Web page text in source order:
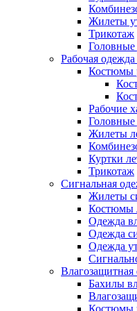
Жилеты
Трикотаж
Рабочая одежда
Костюмы
Рабочие
Жилеты
Куртки
Трикотаж
Сигнальная
Жилеты
Костюмы
Одежда
Одежда
Одежда
Влагозащитная
Бахилы
Костюмы